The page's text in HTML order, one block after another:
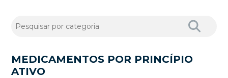
MEDICAMENTOS POR PRINCÍPIO
ATIVO